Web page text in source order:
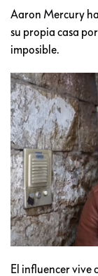
Aaron Mercury
su propia casa
imposible.
El influencer vive